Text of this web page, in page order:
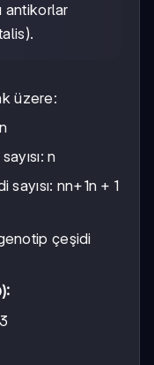
antikorlar
üzere:
n
nn+1n + 1
çeşidi